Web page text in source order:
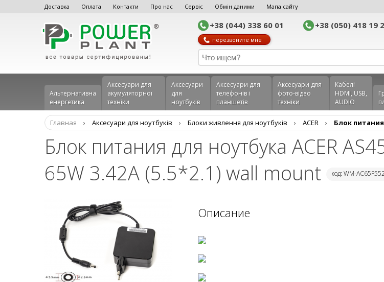
Доставка Оплата Контакти Про нас Сервіс Обмін даними Мапа сайту
+38 (044) 338 60 01 +38 (050) 418 19
перезвоните мне
Альтернативна
енергетика
Аксесуари для
акумуляторної
техніки
Аксесуари
для
ноутбуків
Аксеcуари для
телефонів і
планшетів
Аксесуари для
фото-відео
техніки
Кабелі
HDMI, USB,
AUDIO
Главная › Аксесуари для ноутбуків › Блоки живлення для ноутбуків › ACER › Блок питания
Блок питания для ноутбука ACER
65W 3.42A (5.5*2.1) wall mount
код: WM-
Описание